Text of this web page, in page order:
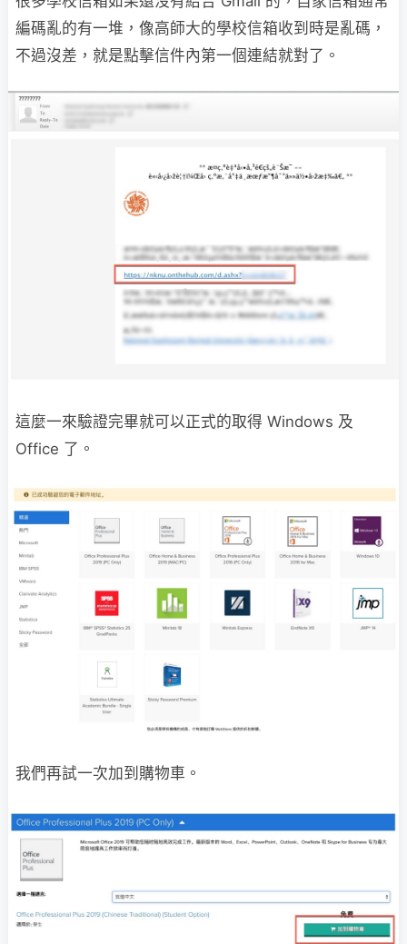
編碼亂的有一堆，像高師大的學校信箱收到時是亂碼，
不過沒差，就是點擊信件內第一個連結就對了。
這麼一來驗證完畢就可以正式的取得 Windows 及
Office 了。
我們再試一次加到購物車。